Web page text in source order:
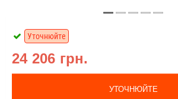
24 206 грн.
Уточнюйте
УТОЧНЮЙТЕ